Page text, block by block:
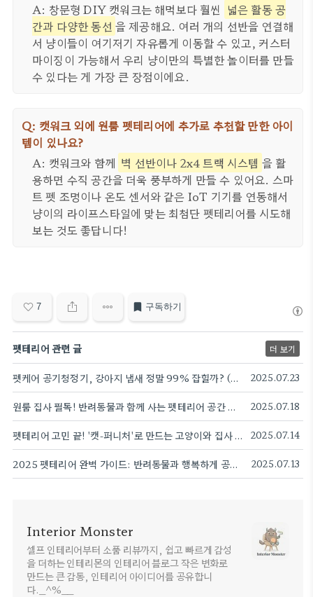
A: 창문형 DIY 캣워크는 해먹보다 훨씬 넓은 활동 공
간과 다양한 동선 을 제공해요. 여러 개의 선반을 연결해
서 냥이들이 여기저기 자유롭게 이동할 수 있고, 커스터
마이징이 가능해서 우리 냥이만의 특별한 놀이터를 만들
수 있다는 게 가장 큰 장점이에요.
Q: 캣워크 외에 원룸 펫테리어에 추가로 추천할 만한 아이
템이 있나요?
A: 캣워크와 함께 벽 선반이나 2x4 트랙 시스템 을 활
용하면 수직 공간을 더욱 풍부하게 만들 수 있어요. 스마
트 펫 조명이나 온도 센서와 같은 IoT 기기를 연동해서
냥이의 라이프스타일에 맞는 최첨단 펫테리어를 시도해
보는 것도 좋답니다!
7 구독하기
펫테리어 관련 글 더 보기
펫케어 공기청정기, 강아지 냄새 정말 99% 잡힐까? (30일 사용 후기) 2025.07.23
원룸 집사 필독! 반려동물과 함께 사는 펫테리어 공간 활용 꿀팁 A to Z 2025.07.18
펫테리어 고민 끝! '캣-퍼니처'로 만드는 고양이와 집사 모두 행복한 공간 2025.07.14
2025 펫테리어 완벽 가이드: 반려동물과 행복하게 공존하는 우리 집 만들기 2025.07.13
Interior Monster
셀프 인테리어부터 소품 리뷰까지, 쉽고 빠르게 감성
을 더하는 인테리몬의 인테리어 블로그 작은 변화로
만드는 큰 감동, 인테리어 아이디어를 공유합니
다._^%__